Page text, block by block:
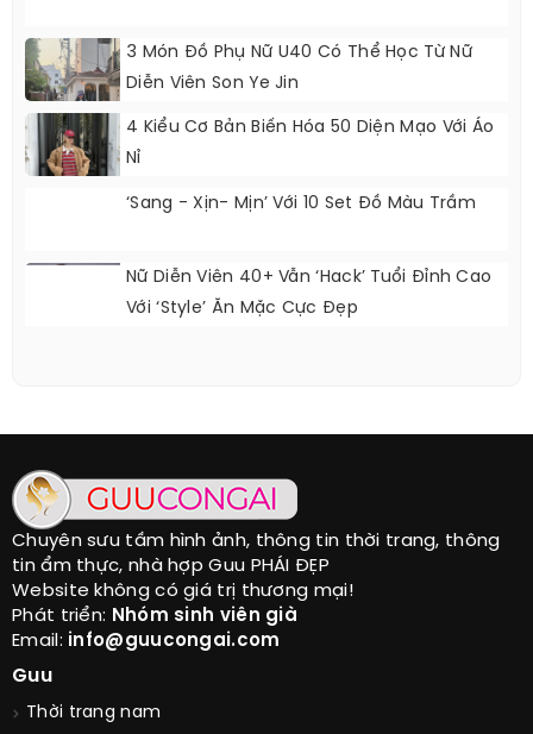
3 Món Đồ Phụ Nữ U40 Có Thể Học Từ Nữ
Diễn Viên Son Ye Jin
4 Kiểu Cơ Bản Biến Hóa 50 Diện Mạo Với Áo
Nỉ
‘Sang - Xịn- Mịn’ Với 10 Set Đồ Màu Trầm
Nữ Diễn Viên 40+ Vẫn ‘hack’ Tuổi Đỉnh Cao
Với ‘style’ Ăn Mặc Cực Đẹp
Chuyên sưu tầm hình ảnh, thông tin thời trang, thông
tin ẩm thực, nhà hợp Guu PHÁI ĐẸP
Website không có giá trị thương mại!
Phát triển: Nhóm sinh viên già
Email: info@guucongai.com
Guu
Thời trang nam